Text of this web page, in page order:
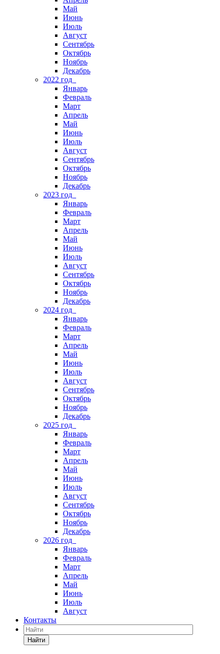
Май
Июнь
Июль
Август
Сентябрь
Октябрь
Ноябрь
Декабрь
2022 год
Январь
Февраль
Март
Апрель
Май
Июнь
Июль
Август
Сентябрь
Октябрь
Ноябрь
Декабрь
2023 год
Январь
Февраль
Март
Апрель
Май
Июнь
Июль
Август
Сентябрь
Октябрь
Ноябрь
Декабрь
2024 год
Январь
Февраль
Март
Апрель
Май
Июнь
Июль
Август
Сентябрь
Октябрь
Ноябрь
Декабрь
2025 год
Январь
Февраль
Март
Апрель
Май
Июнь
Июль
Август
Сентябрь
Октябрь
Ноябрь
Декабрь
2026 год
Январь
Февраль
Март
Апрель
Май
Июнь
Июль
Август
Контакты
Найти